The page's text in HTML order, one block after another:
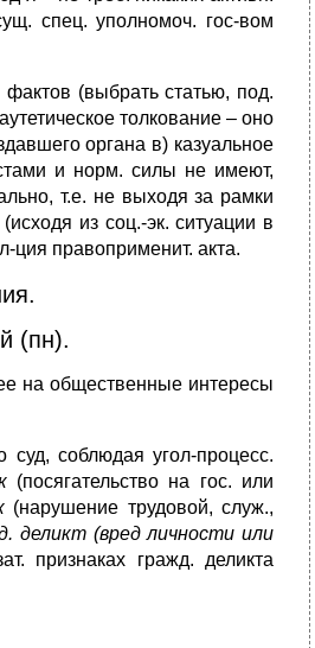
спец. уполномоч. гос-вом
(выбрать статью, под.
толкование – оно
органа в) казуальное
и норм. силы не имеют,
т.е. не выходя за рамки
из соц.-эк. ситуации в
ция правоприменит. акта.
(пн).
на общественные интересы
суд, соблюдая угол-процесс.
(посягательство на гос. или
(нарушение трудовой, служ.,
деликт (вред личности или
признаках гражд. деликта